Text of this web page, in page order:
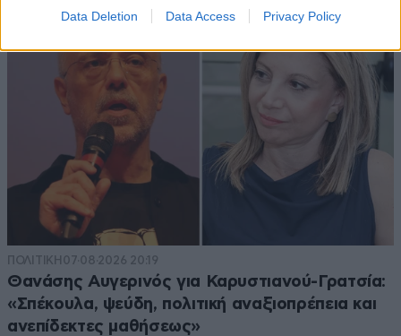
Data Deletion Data Access Privacy Policy
ΠΟΛΙΤΙΚΗ 07·08·2026 20:19
Θανάσης Αυγερινός για Καρυστιανού-Γρατσία:
«Σπέκουλα, ψεύδη, πολιτική αναξιοπρέπεια και
ανεπίδεκτες μαθήσεως»